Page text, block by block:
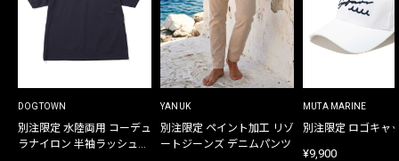
DOGTOWN
別注限定 水陸両用 コーデュ
ラナイロン 半袖ラッシュガ
YANUK
別注限定 ペイント加工 リゾ
ートジーンズ デニムパンツ
MUTA MARINE
別注限定 ロゴキャ
¥9,900